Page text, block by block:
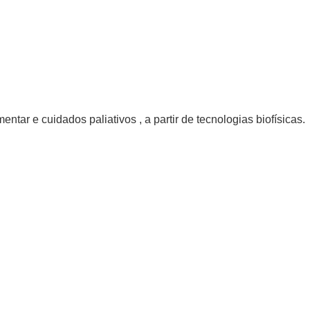
e cuidados paliativos , a partir de tecnologias biofísicas.